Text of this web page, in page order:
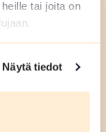
tai joita on
Näytä tiedot